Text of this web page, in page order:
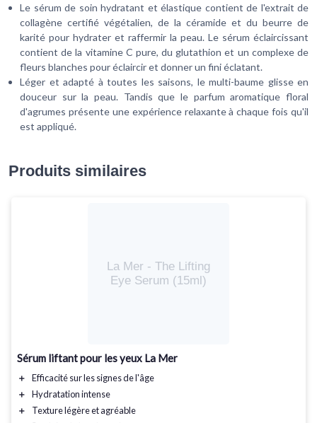
Le sérum de soin hydratant et élastique contient de l'extrait de
collagène certifié végétalien, de la céramide et du beurre de
karité pour hydrater et raffermir la peau. Le sérum éclaircissant
contient de la vitamine C pure, du glutathion et un complexe de
fleurs blanches pour éclaircir et donner un fini éclatant.
Léger et adapté à toutes les saisons, le multi-baume glisse en
douceur sur la peau. Tandis que le parfum aromatique floral
d'agrumes présente une expérience relaxante à chaque fois qu'il
est appliqué.
Produits similaires
La Mer - The Lifting
Eye Serum (15ml)
Sérum liftant pour les yeux La Mer
＋ Efficacitésur les signes de l'âge
＋
Hydratationintense
＋
Texturelégère et agréable